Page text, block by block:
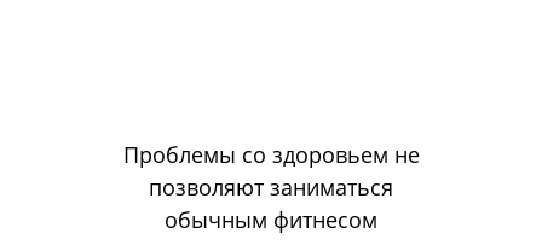
Проблемы со здоровьем не
позволяют заниматься
обычным фитнесом